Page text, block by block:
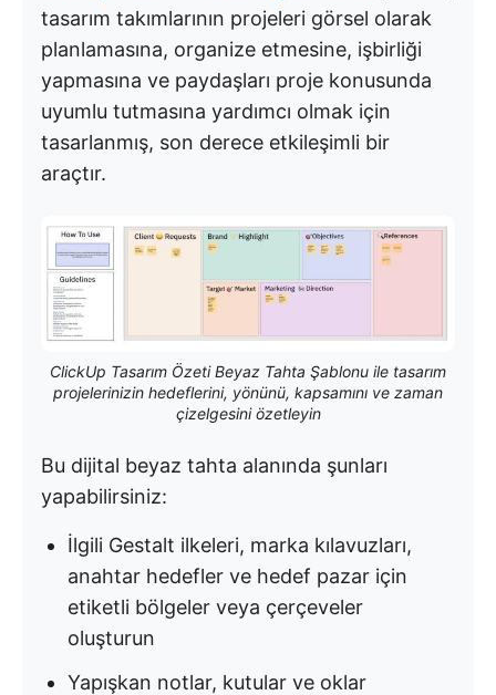
tasarım takımlarının projeleri görsel olarak
planlamasına, organize etmesine, işbirliği
yapmasına ve paydaşları proje konusunda
uyumlu tutmasına yardımcı olmak için
tasarlanmış, son derece etkileşimli bir
araçtır.
ClickUp Tasarım Özeti Beyaz Tahta Şablonu ile tasarım
projelerinizin hedeflerini, yönünü, kapsamını ve zaman
çizelgesini özetleyin
Bu dijital beyaz tahta alanında şunları
yapabilirsiniz:
İlgili Gestalt ilkeleri, marka kılavuzları,
anahtar hedefler ve hedef pazar için
etiketli bölgeler veya çerçeveler
oluşturun
Yapışkan notlar, kutular ve oklar